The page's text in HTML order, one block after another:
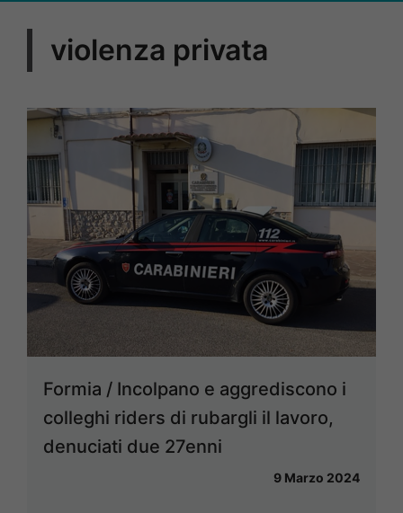
violenza privata
Formia / Incolpano e aggrediscono i
colleghi riders di rubargli il lavoro,
denuciati due 27enni
9 Marzo 2024